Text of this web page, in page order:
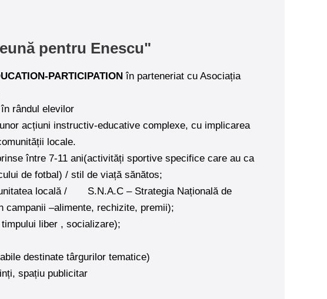
pentru Enescu"
PARTICIPATION în parteneriat cu Asociația
rândul elevilor
acțiuni instructiv-educative complexe, cu implicarea
locale.
între 7-11 ani(activități sportive specifice care au ca
de fotbal) / stil de viață sănătos;
locală / S.N.A.C – Strategia Națională de
campanii –alimente, rechizite, premii);
liber , socializare);
destinate târgurilor tematice)
spațiu publicitar